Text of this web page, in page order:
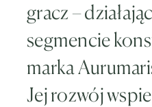
gracz –
segmencie
marka
Jej rozwój